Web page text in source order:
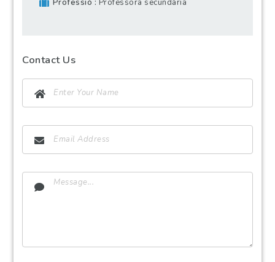
Professió
Professora secundària
Contact Us